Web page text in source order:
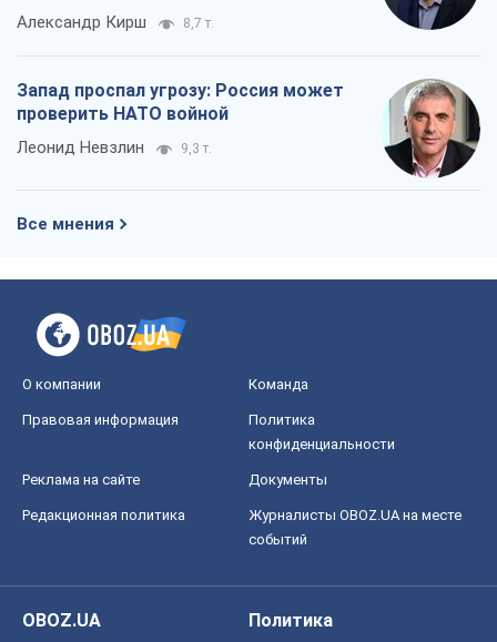
Александр Кирш 8,7 т.
Запад проспал угрозу: Россия может
проверить НАТО войной
Леонид Невзлин 9,3 т.
Все мнения
О компании Команда
Правовая информация
Политика
конфиденциальности
Реклама на сайте Документы
Редакционная политика
Журналисты OBOZ.UA на месте
событий
OBOZ.UA
Политика